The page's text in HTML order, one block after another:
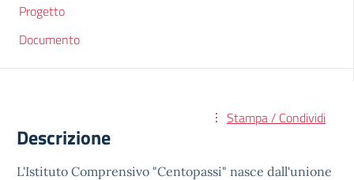
Progetto
Documento
Stampa / Condividi
Descrizione
L'Istituto Comprensivo "Centopassi" nasce dall'unione